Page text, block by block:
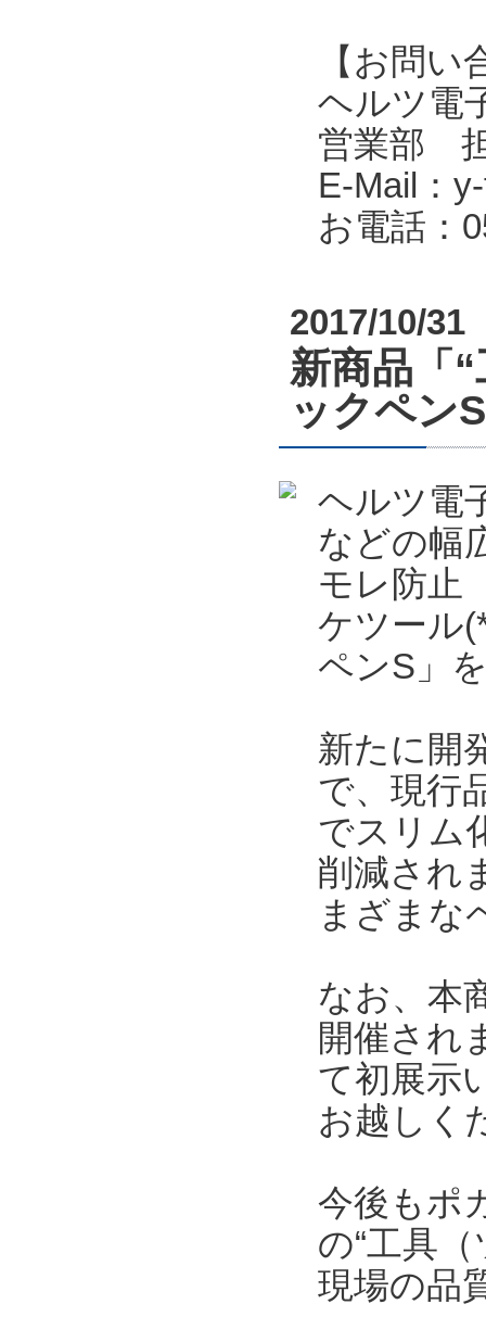
【お問い
ヘルツ電
営業部
E-Mail：
お電話：
2017/10/31
新商品「
ックペン
ヘルツ電
などの幅
モレ防止
ケツール
ペンS」
新たに開
で、現行
でスリム
削減され
まざまな
なお、本
開催され
て初展示
お越しく
今後もポ
の“工具
現場の品